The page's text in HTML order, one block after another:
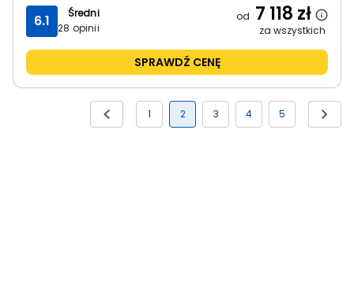
6.1
Średni
28 opinii
od 7 118 zł
za wszystkich
SPRAWDŹ CENĘ
1 2 3 4 5